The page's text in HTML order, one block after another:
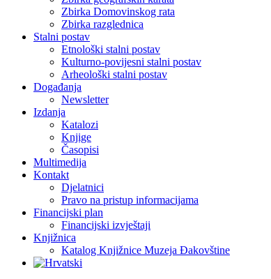
Zbirka Domovinskog rata
Zbirka razglednica
Stalni postav
Etnološki stalni postav
Kulturno-povijesni stalni postav
Arheološki stalni postav
Događanja
Newsletter
Izdanja
Katalozi
Knjige
Časopisi
Multimedija
Kontakt
Djelatnici
Pravo na pristup informacijama
Financijski plan
Financijski izvještaji
Knjižnica
Katalog Knjižnice Muzeja Đakovštine